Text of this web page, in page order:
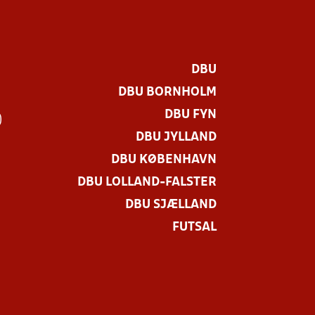
DBU
DBU BORNHOLM
DBU FYN
DBU JYLLAND
DBU KØBENHAVN
DBU LOLLAND-FALSTER
DBU SJÆLLAND
FUTSAL